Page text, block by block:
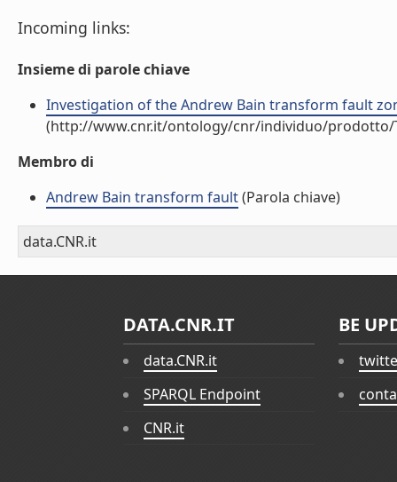
Incoming links:
Insieme di parole chiave
Investigation of the Andrew Bain transform fault
(http://www.cnr.it/ontology/cnr/individuo/prodotto/
Membro di
Andrew Bain transform fault(Parola chiave)
data.CNR.it
DATA.CNR.IT
data.CNR.it
SPARQL Endpoint
CNR.it
BE